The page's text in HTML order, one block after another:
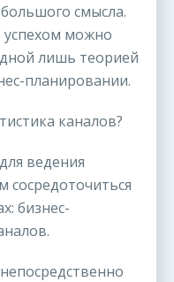
смысла.
можно
лишь теорией
планировании.
каналов?
ведения
сосредоточиться
бизнес-